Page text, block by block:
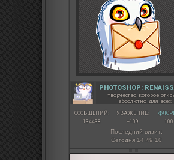
PHOTOSHOP:
творчество, которое
абсолютно для всех
СООБЩЕНИЙ:
134438
УВАЖЕНИЕ:
+109
Последний визит:
Сегодня 14:49:10